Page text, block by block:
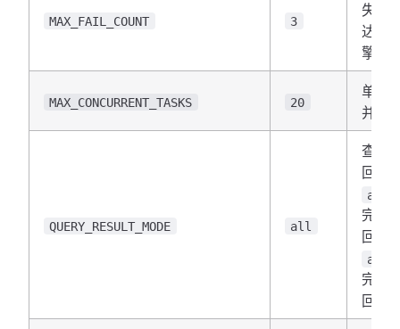
MAX_FAIL_COUNT 3
失败
达到
擎被
MAX_CONCURRENT_TASKS 20
单引
并发
QUERY_RESULT_MODE all
查询
回模
any
完成
回）
all
完成
回）